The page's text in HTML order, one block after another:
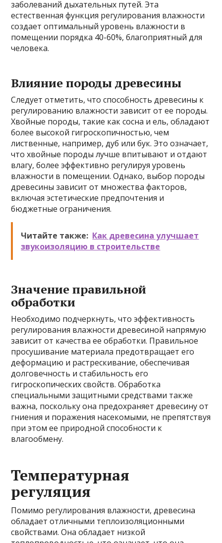
заболеваний дыхательных путей. Эта
естественная функция регулирования влажности
создает оптимальный уровень влажности в
помещении порядка 40-60%, благоприятный для
человека.
Влияние породы древесины
Следует отметить, что способность древесины к
регулированию влажности зависит от ее породы.
Хвойные породы, такие как сосна и ель, обладают
более высокой гигроскопичностью, чем
лиственные, например, дуб или бук. Это означает,
что хвойные породы лучше впитывают и отдают
влагу, более эффективно регулируя уровень
влажности в помещении. Однако, выбор породы
древесины зависит от множества факторов,
включая эстетические предпочтения и
бюджетные ограничения.
Читайте также: Как древесина улучшает
звукоизоляцию в строительстве
Значение правильной
обработки
Необходимо подчеркнуть, что эффективность
регулирования влажности древесиной напрямую
зависит от качества ее обработки. Правильное
просушивание материала предотвращает его
деформацию и растрескивание, обеспечивая
долговечность и стабильность его
гигроскопических свойств. Обработка
специальными защитными средствами также
важна, поскольку она предохраняет древесину от
гниения и поражения насекомыми, не препятствуя
при этом ее природной способности к
влагообмену.
Температурная
регуляция
Помимо регулирования влажности, древесина
обладает отличными теплоизоляционными
свойствами. Она обладает низкой